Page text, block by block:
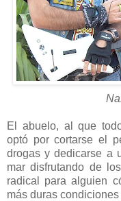
El abuelo, al que
optó por cortarse el
drogas y dedicarse a
mar disfrutando de
radical para alguien
más duras